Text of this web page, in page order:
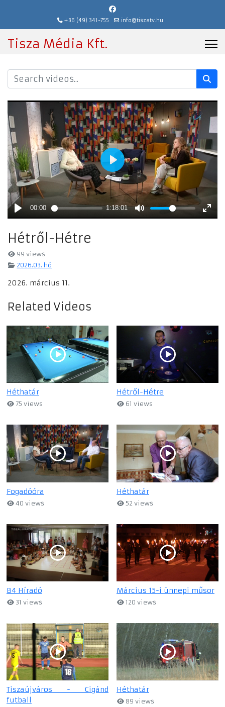
+36 (49) 341-755 info@tiszatv.hu
Tisza Média Kft.
Hétről-Hétre
99 views
2026.03. hó
2026. március 11.
Related Videos
Héthatár
75 views
Hétről-Hétre
61 views
Fogadóóra
40 views
Héthatár
52 views
B4 Híradó
31 views
Március 15-i ünnepi műsor
120 views
Tiszaújváros - Cigánd
futball
Héthatár
89 views